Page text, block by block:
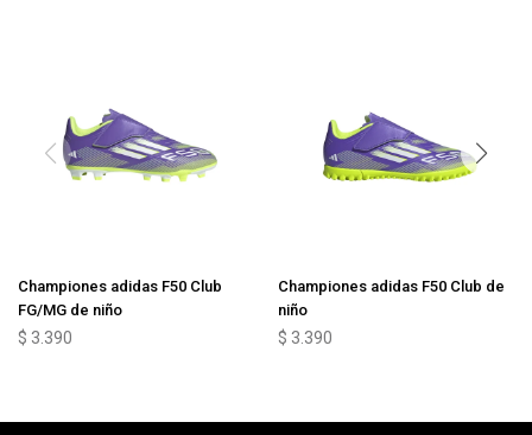
Championes adidas F50 Club
FG/MG de niño
$ 3.390
Championes adidas F50 Club de
niño
$ 3.390